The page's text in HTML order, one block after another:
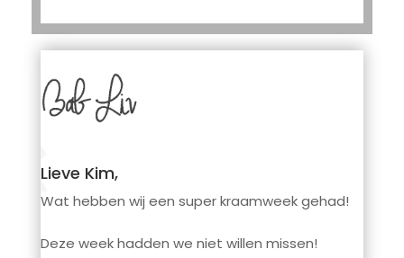
Lieve Kim,
Wat hebben wij een super kraamweek gehad!
Deze week hadden we niet willen missen!